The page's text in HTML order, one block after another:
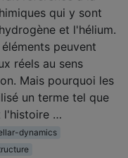
qui y sont
et l'hélium.
peuvent
réels au sens
Mais pourquoi les
un terme tel que
l'histoire …
dynamics